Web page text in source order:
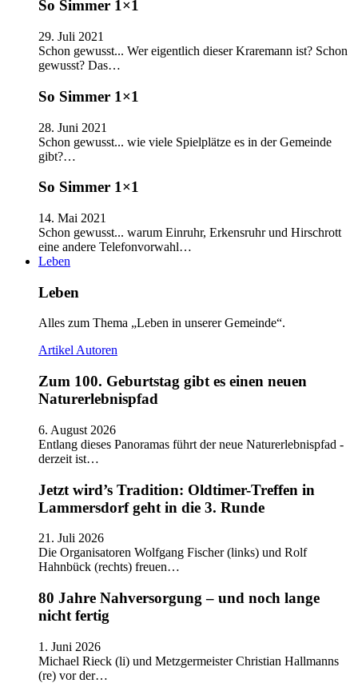
So Simmer 1×1
29. Juli 2021
Schon gewusst... Wer eigentlich dieser Kraremann ist? Schon
gewusst? Das…
So Simmer 1×1
28. Juni 2021
Schon gewusst... wie viele Spielplätze es in der Gemeinde
gibt?…
So Simmer 1×1
14. Mai 2021
Schon gewusst... warum Einruhr, Erkensruhr und Hirschrott
eine andere Telefonvorwahl…
Leben
Leben
Alles zum Thema „Leben in unserer Gemeinde“.
ArtikelAutoren
Zum 100. Geburtstag gibt es einen neuen
Naturerlebnispfad
6. August 2026
Entlang dieses Panoramas führt der neue Naturerlebnispfad -
derzeit ist…
Jetzt wird’s Tradition: Oldtimer-Treffen in
Lammersdorf geht in die 3. Runde
21. Juli 2026
Die Organisatoren Wolfgang Fischer (links) und Rolf
Hahnbück (rechts) freuen…
80 Jahre Nahversorgung – und noch lange
nicht fertig
1. Juni 2026
Michael Rieck (li) und Metzgermeister Christian Hallmanns
(re) vor der…